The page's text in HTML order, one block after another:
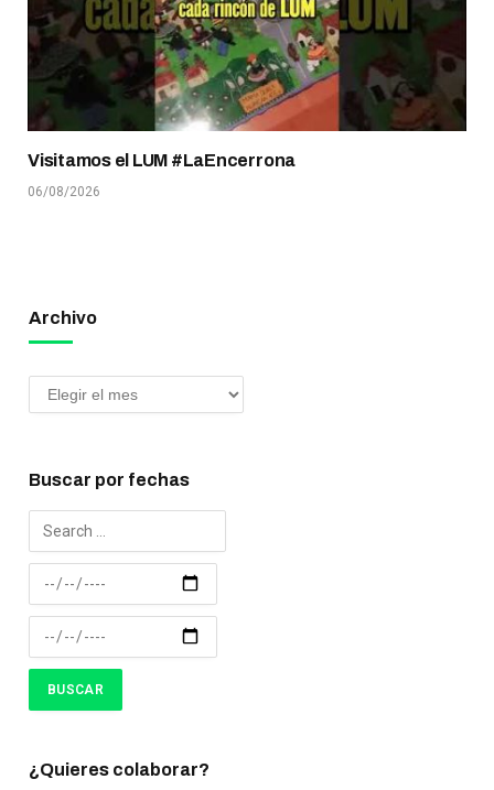
Visitamos el LUM #LaEncerrona
06/08/2026
Archivo
Buscar por fechas
¿Quieres colaborar?